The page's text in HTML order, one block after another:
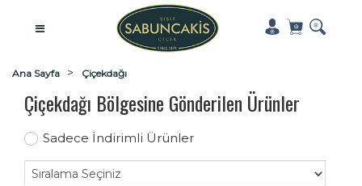
Ana Sayfa Çiçekdağı
Çiçekdağı Bölgesine Gönderilen Ürünler
Sadece İndirimli Ürünler